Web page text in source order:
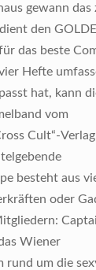
gewann das
den
das beste
Hefte
hat, kann
vom
Cult“-Verlag
besteht aus
oder
Wiener
rund um die